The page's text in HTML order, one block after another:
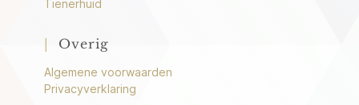
Tienerhuid
| Overig
Algemene voorwaarden
Privacyverklaring